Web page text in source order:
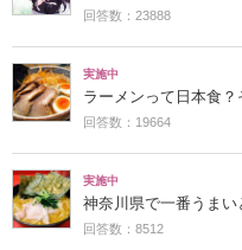
回答数：23888
実施中
ラーメンって日本食？
回答数：19664
実施中
神奈川県で一番うまい
回答数：8512